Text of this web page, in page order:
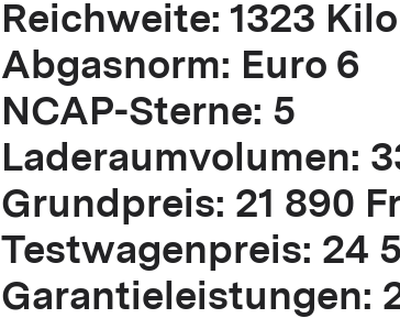
Reichweite: 1323
Abgasnorm: Euro 6
NCAP-Sterne: 5
Laderaumvolumen:
Grundpreis: 21 890
Testwagenpreis: 24
Garantieleistungen: